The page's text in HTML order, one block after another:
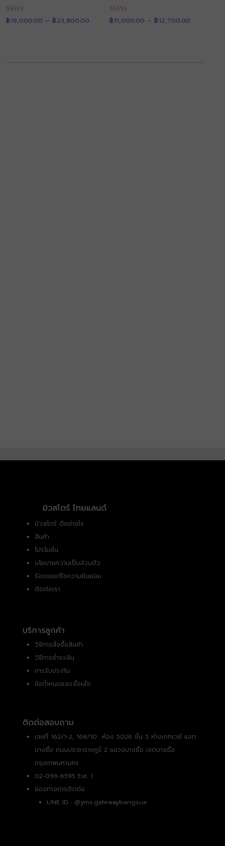
ให้คะแนน
4.90
฿19,000.00 – ฿23,800.00
ให้คะแนน
4.91
฿11,000.00 – ฿12,700.00range:
มิวสโตร์ ไทยแลนด์
มิวสโตร์ ดีอย่างไร
สินค้า
โปรโมชั่น
นโยบายความเป็นส่วนตัว
ร้องขอแก้ไขความยินยอม
ติดต่อเรา
บริการลูกค้า
วิธีการสั่งซื้อสินค้า
วิธีการชำระเงิน
การรับประกัน
ข้อกำหนดและเงื่อนไข
ติดต่อสอบถาม
เลขที่ 162/1-2, 168/10 ห้อง 5026 ชั้น 5 ห้างเกทเวย์ แอท
บางซื่อ ถนนประชาราษฎร์ 2 แขวงบางซื่อ เขตบางซื่อ
กรุงเทพมหานคร
02-096-6595 Ext. 1
ช่องทางการติดต่อ
LINE ID : @yms.gatewaybangsue